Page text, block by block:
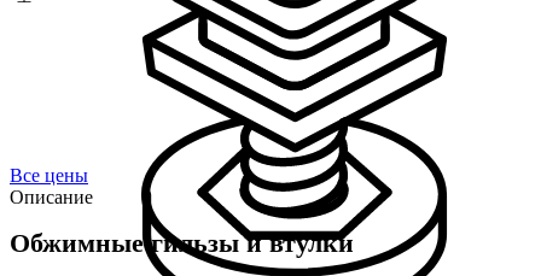
Все цены
Описание
Обжимные гильзы и втулки